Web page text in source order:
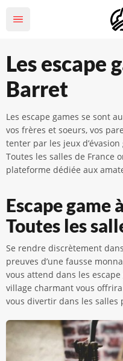
Les escape
Barret
Les escape games se sont
vos frères et soeurs, vos
tenter par les jeux
Toutes les salles de France
plateforme dédiée aux
Escape game
Toutes les
Se rendre discrètement
preuves d’une fausse
vous attend dans les
village charmant vous
vous divertir dans les salles